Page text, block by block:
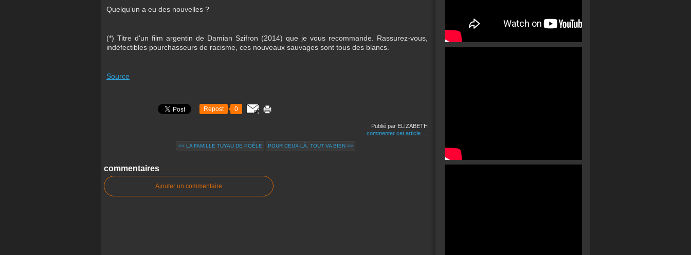
Quelqu’un a eu des nouvelles ?
(*) Titre d'un film argentin de Damian Szifron (2014) que je vous recommande. Rassurez-vous,
indéfectibles pourchasseurs de racisme, ces nouveaux sauvages sont tous des blancs.
Source
Repost 0
Publié par ELIZABETH
commenter cet article
<< LA FAMILLE TUYAU DE POÊLE POUR CEUX-LÀ, TOUT VA BIEN >>
commentaires
Ajouter un commentaire